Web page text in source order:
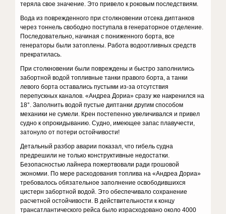
теряла свое значение. Это привело к роковым последствиям.
Вода из поврежденного при столкновении отсека диптанков
через тоннель свободно поступала в генераторное отделение.
Последовательно, начиная с пониженного борта, все
генераторы были затоплены. Работа водоотливных средств
прекратилась.
При столкновении были повреждены и быстро заполнились
забортной водой топливные танки правого борта, а танки
левого борта оставались пустыми из-за отсутствия
перепускных каналов. «Андреа Дориа» сразу же накренился на
18°. Заполнить водой пустые диптанки другим способом
механики не сумели. Крен постепенно увеличивался и привел
судно к опрокидыванию. Судно, имеющее запас плавучести,
затонуло от потери остойчивости!
Детальный разбор аварии показал, что гибель судна
предрешили не только конструктивные недостатки.
Безопасностью лайнера пожертвовали ради грошовой
экономии. По мере расходования топлива на «Андреа Дориа»
требовалось обязательное заполнение освободившихся
цистерн забортной водой. Это обеспечивало сохранение
расчетной остойчивости. В действительности к концу
трансатлантического рейса было израсходовано около 4000